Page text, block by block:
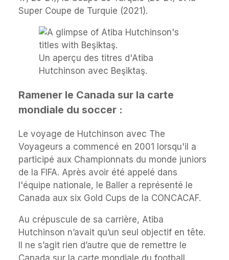
Super Coupe de Turquie (2021).
Un aperçu des titres d'Atiba
Hutchinson avec Beşiktaş.
Ramener le Canada sur la carte
mondiale du soccer :
Le voyage de Hutchinson avec The
Voyageurs a commencé en 2001 lorsqu'il a
participé aux Championnats du monde juniors
de la FIFA. Après avoir été appelé dans
l'équipe nationale, le Baller a représenté le
Canada aux six Gold Cups de la CONCACAF.
Au crépuscule de sa carrière, Atiba
Hutchinson n’avait qu’un seul objectif en tête.
Il ne s’agit rien d’autre que de remettre le
Canada sur la carte mondiale du football.